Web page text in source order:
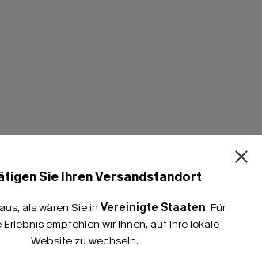
am
Blaues Low-Waist Triangel-
50,99 €
Sie Ihren Versandstandort
als wären Sie in Vereinigte Staaten. Für
empfehlen wir Ihnen, auf Ihre lokale
Website zu wechseln.